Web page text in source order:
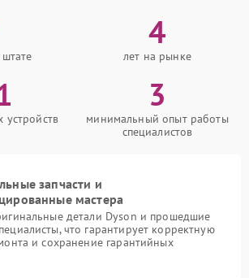
4
лет на рынке
3
минимальный опыт работы
специалистов
запчасти и
мастера
детали Dyson и прошедшие
что гарантирует корректную
и сохранение гарантийных